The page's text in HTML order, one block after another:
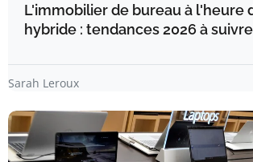
L'immobilier de bureau à l'heure
hybride : tendances 2026 à suivre
Sarah Leroux